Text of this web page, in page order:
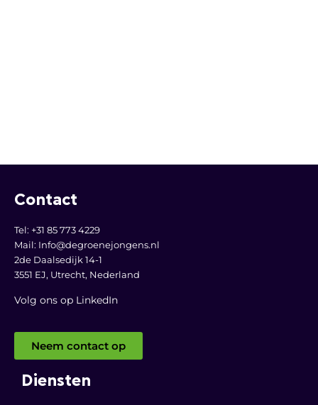
Contact
Tel: +31 85 773 4229
Mail: Info@degroenejongens.nl
2de Daalsedijk 14-1
3551 EJ, Utrecht, Nederland
Volg ons op LinkedIn
Neem contact op
Diensten